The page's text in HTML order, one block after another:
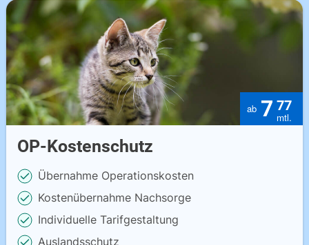
OP-Kostenschutz
Übernahme Operationskosten
Kostenübernahme Nachsorge
Individuelle Tarifgestaltung
Auslandsschutz
7 77